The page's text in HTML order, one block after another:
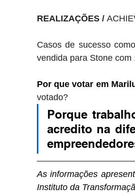
REALIZAÇÕES /
Casos de sucesso
vendida para Stone
Por que votar em
votado?
Porque
acredito na
As informações
Instituto da